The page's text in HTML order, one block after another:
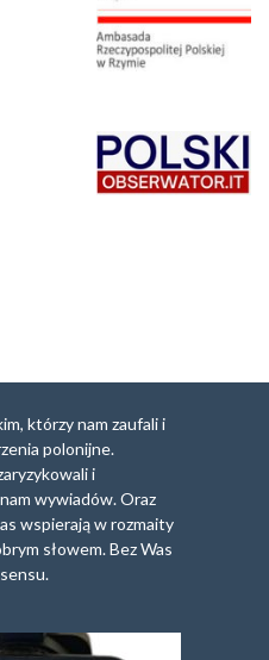
którzy nam zaufali i
polonijne.
i
wywiadów. Oraz
wspierają w rozmaity
słowem. Bez Was